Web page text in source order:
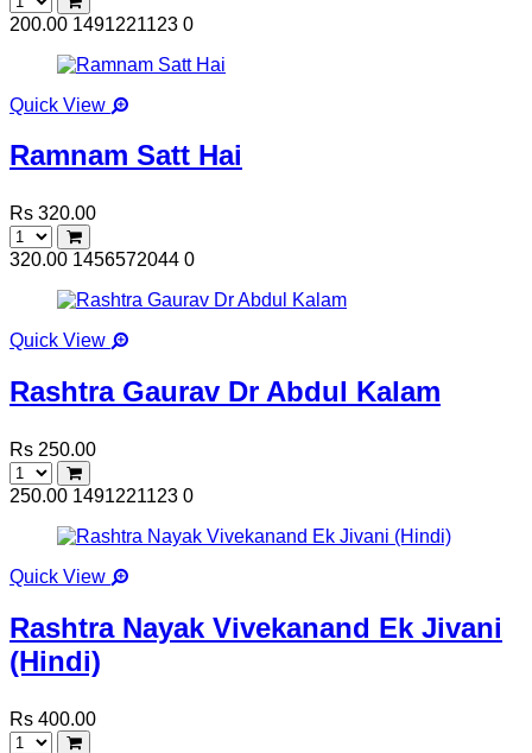
200.00 1491221123 0
Quick View
Ramnam Satt Hai
Rs 320.00
320.00 1456572044 0
Quick View
Rashtra Gaurav Dr Abdul Kalam
Rs 250.00
250.00 1491221123 0
Quick View
Rashtra Nayak Vivekanand Ek Jivani
(Hindi)
Rs 400.00